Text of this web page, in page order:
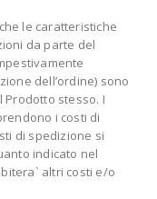
le caratteristiche
da parte del
dell’ordine) sono
Prodotto stesso. I
i costi di
di spedizione si
indicato nel
altri costi e/o